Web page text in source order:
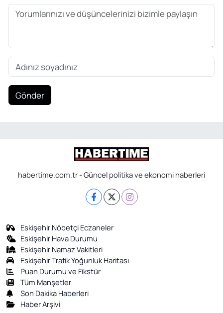
Gönder
habertime.com.tr - Güncel politika ve ekonomi haberleri
Eskişehir Nöbetçi Eczaneler
Eskişehir Hava Durumu
Eskişehir Namaz Vakitleri
Eskişehir Trafik Yoğunluk Haritası
Puan Durumu ve Fikstür
Tüm Manşetler
Son Dakika Haberleri
Haber Arşivi